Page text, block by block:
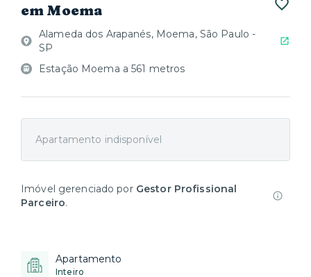
em Moema
Alameda dos Arapanés, Moema, São Paulo -
SP
Estação Moema a 561 metros
Apartamento indisponível
Imóvel gerenciado por Gestor Profissional
Parceiro.
Apartamento
Inteiro